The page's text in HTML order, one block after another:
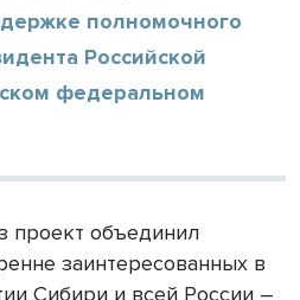
полномочного
Российской
федеральном
проект объединил
заинтересованных в
Сибири и всей России –